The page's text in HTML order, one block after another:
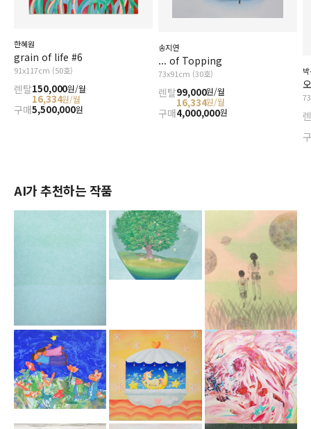
한혜원
grain of life #6
91x117cm (50호)
렌탈150,000원/월
16,334원/월
구매5,500,000원
송지연
... of Topping
73x91cm (30호)
렌탈99,000원/월
16,334원/월
구매4,000,000원
AI가 추천하는 작품